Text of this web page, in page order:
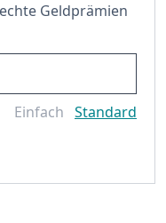
Geldprämien
Einfach Standard